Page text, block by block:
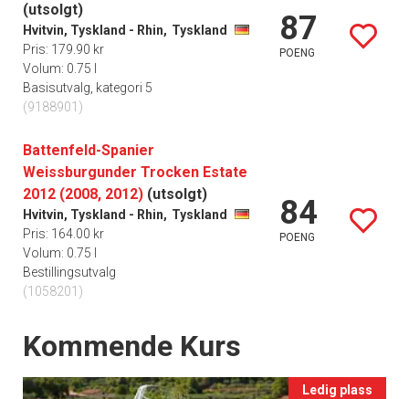
(utsolgt)
Hvitvin, Tyskland - Rhin, Tyskland
Pris: 179.90 kr
Volum: 0.75 l
Basisutvalg, kategori 5
(9188901)
87
POENG
Battenfeld-Spanier
Weissburgunder Trocken Estate
2012 (2008, 2012) (utsolgt)
Hvitvin, Tyskland - Rhin, Tyskland
Pris: 164.00 kr
Volum: 0.75 l
Bestillingsutvalg
(1058201)
84
POENG
Events
Kommende Kurs
Ledig plass